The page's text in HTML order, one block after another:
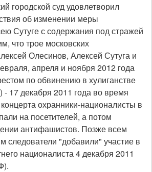
городской суд удовлетворил
об изменении меры
Сутуге с содержания под стражей
что трое московских
Олесинов, Алексей Сутуга и
апреля и ноября 2012 года
по обвинению в хулиганстве
- 17 декабря 2011 года во время
охранники-националисты в
на посетителей, а потом
антифашистов. Позже всем
следователи "добавили" участие в
националиста 4 декабря 2011